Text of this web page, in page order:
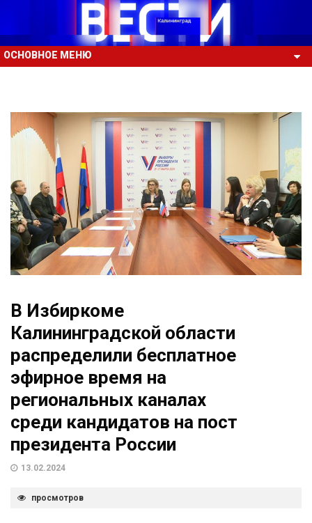
ОСНОВНОЕ МЕНЮ
В Избиркоме
Калининградской области
распределили бесплатное
эфирное время на
региональных каналах
среди кандидатов на пост
президента России
13.02.2024
просмотров